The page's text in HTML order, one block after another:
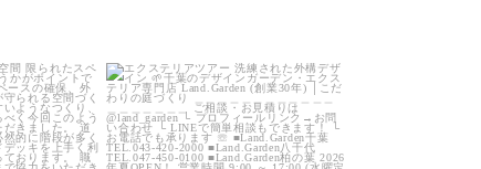
0
land_garden
22 0